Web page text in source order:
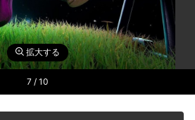
拡大する
7/ 10